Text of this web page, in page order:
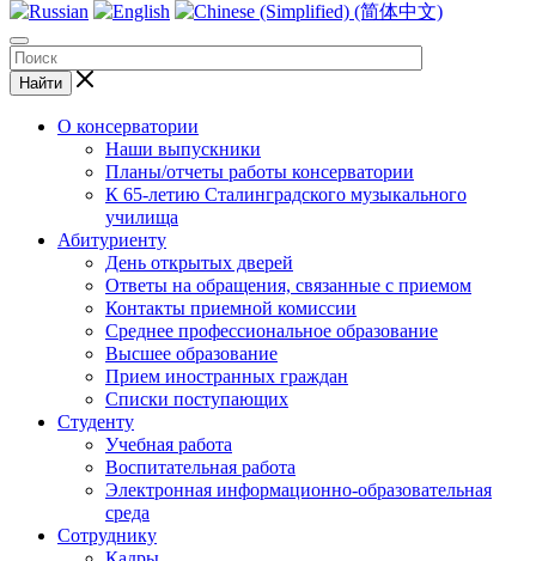
Найти
О консерватории
Наши выпускники
Планы/отчеты работы консерватории
К 65-летию Сталинградского музыкального
училища
Абитуриенту
День открытых дверей
Ответы на обращения, связанные с приемом
Контакты приемной комиссии
Среднее профессиональное образование
Высшее образование
Прием иностранных граждан
Списки поступающих
Студенту
Учебная работа
Воспитательная работа
Электронная информационно-образовательная
среда
Сотруднику